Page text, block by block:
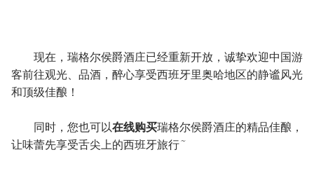
现在，瑞格尔侯爵酒庄已经重新开放，诚挚欢迎中国游
客前往观光、品酒，醉心享受西班牙里奥哈地区的静谧风光
和顶级佳酿！
同时，您也可以在线购买瑞格尔侯爵酒庄的精品佳酿，
让味蕾先享受舌尖上的西班牙旅行~